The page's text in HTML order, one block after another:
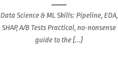
Data Science & ML Skills: Pipeline, EDA,
SHAP, A/B Tests Practical, no-nonsense
guide to the [...]